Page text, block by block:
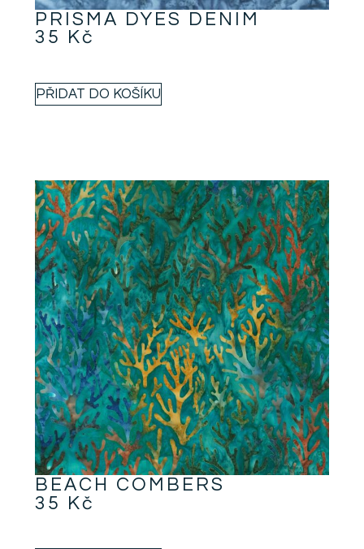
PRISMA DYES DENIM
35
Kč
PŘIDAT DO KOŠÍKU
BEACH COMBERS
35
Kč